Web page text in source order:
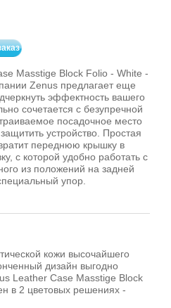
Masstige Block Folio - White -
Zenus предлагает еще
эффектность вашего
сочетается с безупречной
посадочное место
устройство. Простая
переднюю крышку в
с которой удобно работать с
из положений на задней
упор.
кожи высочайшего
дизайн выгодно
Leather Case Masstige Block
в 2 цветовых решениях -